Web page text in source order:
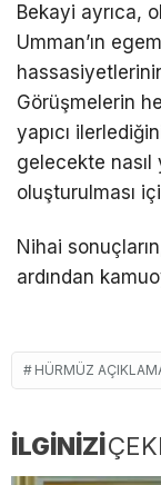
Bekayi ayrıca,
Umman’ın
Görüşmelerin
yapıcı
gelecekte nasıl
oluşturulması
Nihai
ardından
HÜRMÜZ
İLGİNİZİ